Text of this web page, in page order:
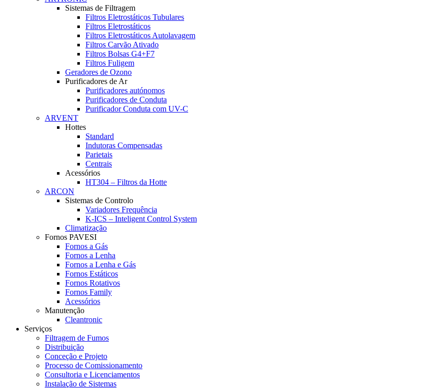
Sistemas de Filtragem
Filtros Eletrostáticos Tubulares
Filtros Eletrostáticos
Filtros Eletrostáticos Autolavagem
Filtros Carvão Ativado
Filtros Bolsas G4+F7
Filtros Fuligem
Geradores de Ozono
Purificadores de Ar
Purificadores autónomos
Purificadores de Conduta
Purificador Conduta com UV-C
ARVENT
Hottes
Standard
Indutoras Compensadas
Parietais
Centrais
Acessórios
HT304 – Filtros da Hotte
ARCON
Sistemas de Controlo
Variadores Frequência
K-ICS – Inteligent Control System
Climatização
Fornos PAVESI
Fornos a Gás
Fornos a Lenha
Fornos a Lenha e Gás
Fornos Estáticos
Fornos Rotativos
Fornos Family
Acessórios
Manutenção
Cleantronic
Serviços
Filtragem de Fumos
Distribuição
Conceção e Projeto
Processo de Comissionamento
Consultoria e Licenciamentos
Instalação de Sistemas